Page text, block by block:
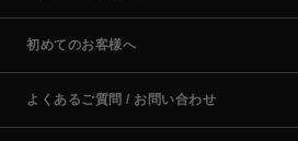
初めてのお客様へ
よくあるご質問 / お問い合わせ